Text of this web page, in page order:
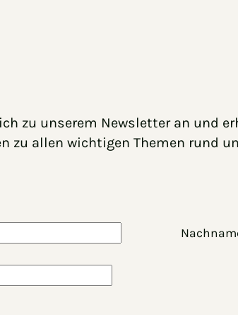
zu unserem Newsletter an und
zu allen wichtigen Themen rund